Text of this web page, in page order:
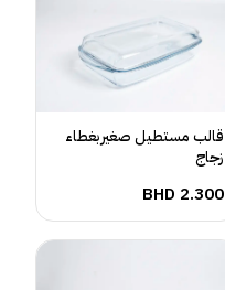
قالب مستطيل صغيربغطاء
زجاج
BHD 2.300